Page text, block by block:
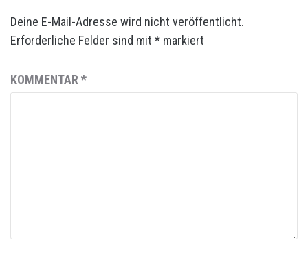
Deine E-Mail-Adresse wird nicht veröffentlicht.
Erforderliche Felder sind mit * markiert
KOMMENTAR *